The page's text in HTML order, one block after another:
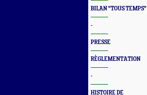
BILAN "TOUS TEMPS"
-
PRESSE
RÈGLEMENTATION
-
HISTOIRE DE